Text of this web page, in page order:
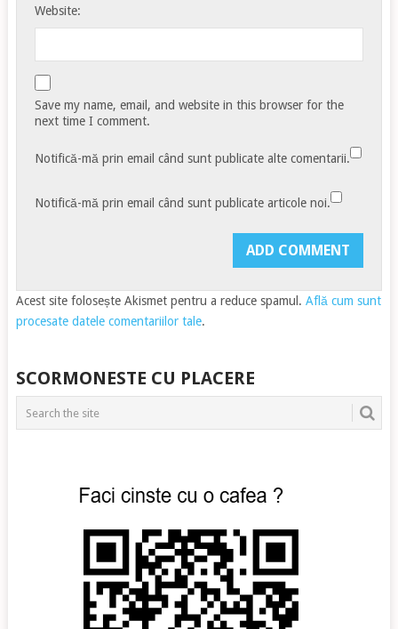
Website:
Save my name, email, and website in this browser for the
next time I comment.
Notifică-mă prin email când sunt publicate alte comentarii.
Notifică-mă prin email când sunt publicate articole noi.
Acest site folosește Akismet pentru a reduce spamul. Află cum sunt
procesate datele comentariilor tale.
SCORMONESTE CU PLACERE